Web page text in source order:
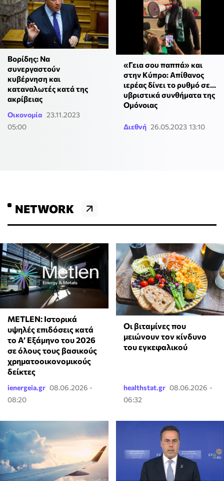
Βορίδης: Να
συνεργαστούν
κυβέρνηση και
καταναλωτές κατά της
ακρίβειας
Οικονομία 23.11.2023
05:00
«Γεια σου παππά» και
στην Κύπρο: Απίθανος
ιερέας δίνει το ρυθμό σε...
υβριστικά συνθήματα της
Ομόνοιας
Διεθνή 26.05.2023 13:10
NETWORK
METLEN: Ιστορικά
υψηλές επιδόσεις κατά
το Α’ Εξάμηνο του 2026
σε όλους τους βασικούς
χρηματοοικονομικούς
δείκτες
ienergeia.gr 08.06.2026 -
08:20
Οι βιταμίνες που
μειώνουν τον κίνδυνο
του εγκεφαλικού
healthstat.gr 08.06.2026 -
06:32